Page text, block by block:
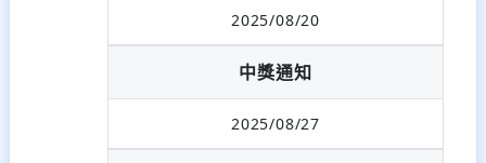
2025/08/20
中獎通知
2025/08/27